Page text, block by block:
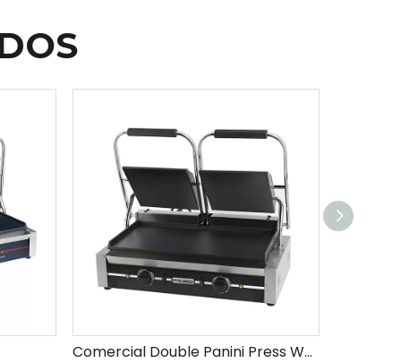
Comercial Double Panini Press Waffle Maker Grill Temperatura ajustable de acero inoxidable de servicio pesado